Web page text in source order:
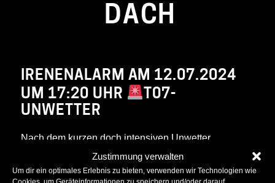
Zustimmung verwalten
Um dir ein optimales Erlebnis zu bieten, verwenden wir Technologien wie
DACH
IRENENALARM AM 12.07.2024
UM 17:20 UHR
T07-
UNWETTER
Nach dem kurzen doch intensiven Unwetter
Freitagnachmittag, wurden wir mittels Sirenenalarm
nach Kaisersberg zu einem abgedeckten Dach